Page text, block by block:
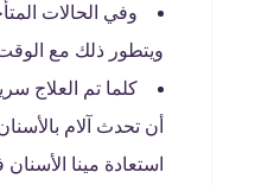
وفي الحالات
ويتطور ذلك مع
كلما تم العلاج
أن تحدث آلام
استعادة مينا